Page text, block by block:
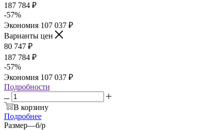
187 784 ₽
-57%
Экономия 107 037 ₽
Варианты цен
80 747 ₽
187 784 ₽
-57%
Экономия 107 037 ₽
Подробности
В корзину
Подробнее
Размер—б/р